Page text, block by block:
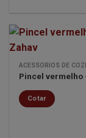
ACESSÓRIOS DE
Pincel vermelho
Cotar